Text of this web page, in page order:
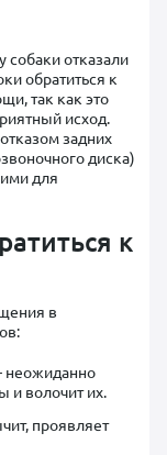
собаки отказали
обратиться к
так как это
исход.
задних
диска)
для
к
в
неожиданно
и волочит их.
проявляет